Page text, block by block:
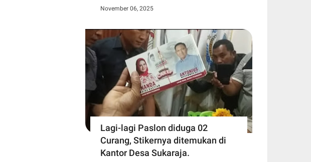
November 06, 2025
Lagi-lagi Paslon diduga 02
Curang, Stikernya ditemukan di
Kantor Desa Sukaraja.